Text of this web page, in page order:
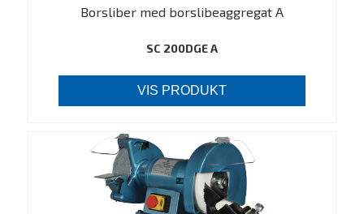
Borsliber med borslibeaggregat A
SC 200DGE A
VIS PRODUKT